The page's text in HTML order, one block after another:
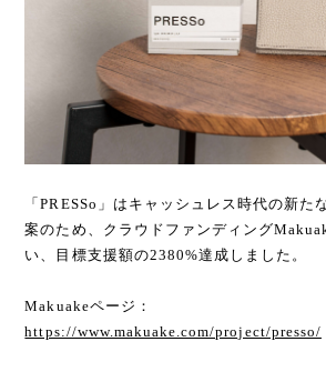
「PRESSo」はキャッシュレス時代の新た
案のため、クラウドファンディング
い、目標支援額の2380%達成しました。
Makuakeページ：
https://www.makuake.com/project/presso/